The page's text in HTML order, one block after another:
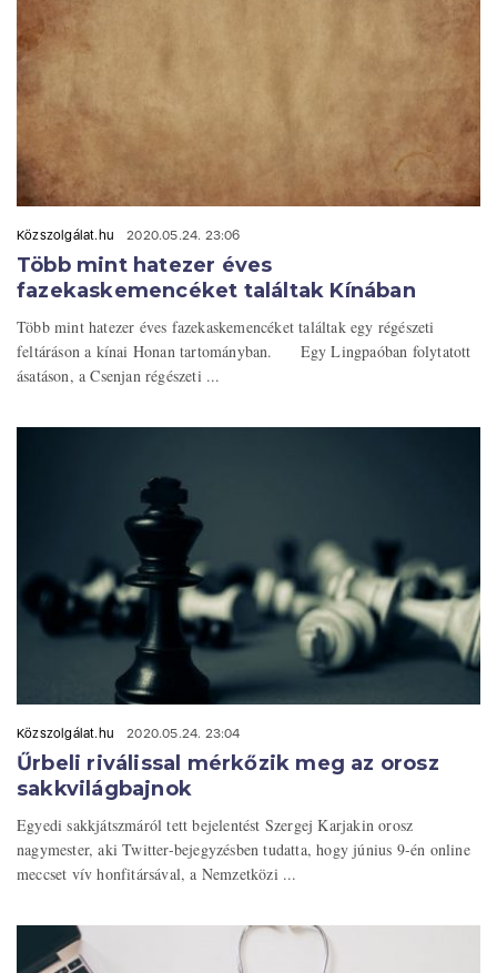
Közszolgálat.hu 2020.05.24. 23:06
Több mint hatezer éves
fazekaskemencéket találtak Kínában
Több mint hatezer éves fazekaskemencéket találtak egy régészeti
feltáráson a kínai Honan tartományban. Egy Lingpaóban folytatott
ásatáson, a Csenjan régészeti ...
Közszolgálat.hu 2020.05.24. 23:04
Űrbeli riválissal mérkőzik meg az orosz
sakkvilágbajnok
Egyedi sakkjátszmáról tett bejelentést Szergej Karjakin orosz
nagymester, aki Twitter-bejegyzésben tudatta, hogy június 9-én online
meccset vív honfitársával, a Nemzetközi ...